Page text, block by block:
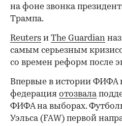
на фоне звонка
Трампа.
Reuters и The Guardian
самым серьезным
со времен реформ после
Впервые в истории ФИФА
федерация отозвала
ФИФА на выборах.
Уэльса (FAW) первой